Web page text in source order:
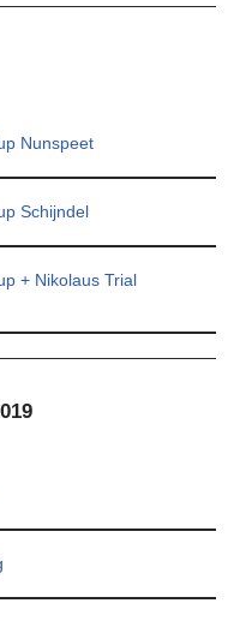
Nunspeet
Schijndel
+ Nikolaus Trial